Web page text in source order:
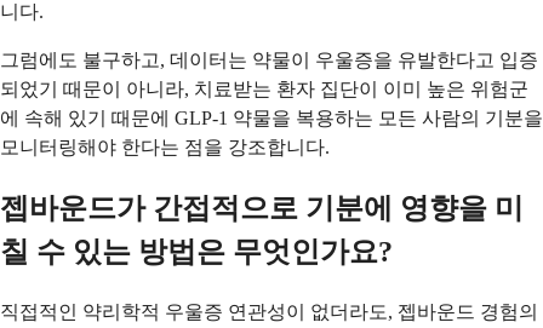
니다.
그럼에도 불구하고, 데이터는 약물이 우울증을 유발한다고 입증
되었기 때문이 아니라, 치료받는 환자 집단이 이미 높은 위험군
에 속해 있기 때문에 GLP-1 약물을 복용하는 모든 사람의 기분을
모니터링해야 한다는 점을 강조합니다.
젭바운드가 간접적으로 기분에 영향을 미
칠 수 있는 방법은 무엇인가요?
직접적인 약리학적 우울증 연관성이 없더라도, 젭바운드 경험의